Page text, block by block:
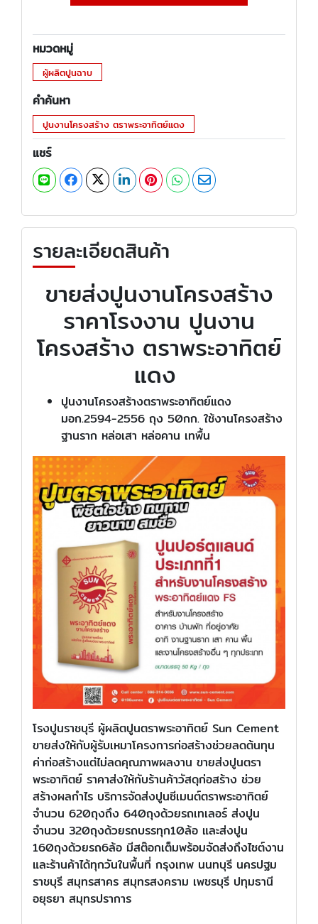
หมวดหมู่
ผู้ผลิตปูนฉาบ
คำค้นหา
ปูนงานโครงสร้าง ตราพระอาทิตย์แดง
แชร์
รายละเอียดสินค้า
ขายส่งปูนงานโครงสร้าง
ราคาโรงงาน ปูนงาน
โครงสร้าง ตราพระอาทิตย์
แดง
ปูนงานโครงสร้างตราพระอาทิตย์แดง
มอก.2594-2556 ถุง 50กก. ใช้งานโครงสร้าง
ฐานราก หล่อเสา หล่อคาน เทพื้น
โรงปูนราชบุรี ผู้ผลิตปูนตราพระอาทิตย์ Sun Cement
ขายส่งให้กับผู้รับเหมาโครงการก่อสร้างช่วยลดต้นทุน
ค่าก่อสร้างแต่ไม่ลดคุณภาพผลงาน ขายส่งปูนตรา
พระอาทิตย์ ราคาส่งให้กับร้านค้าวัสดุก่อสร้าง ช่วย
สร้างผลกำไร บริการจัดส่งปูนซีเมนต์ตราพระอาทิตย์
จำนวน 620ถุงถึง 640ถุงด้วยรถเทเลอร์ ส่งปูน
จำนวน 320ถุงด้วยรถบรรทุก10ล้อ และส่งปูน
160ถุงด้วยรถ6ล้อ มีสต๊อกเต็มพร้อมจัดส่งถึงไซต์งาน
และร้านค้าได้ทุกวันในพื้นที่ กรุงเทพ นนทบุรี นครปฐม
ราชบุรี สมุทรสาคร สมุทรสงคราม เพชรบุรี ปทุมธานี
อยุธยา สมุทรปราการ